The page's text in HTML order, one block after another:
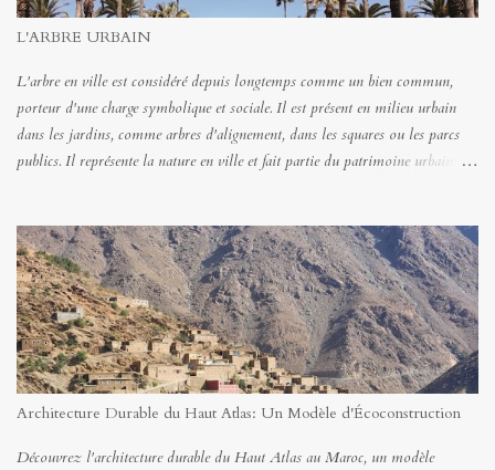
L'ARBRE URBAIN
L'arbre en ville est considéré depuis longtemps comme un bien commun,
porteur d'une charge symbolique et sociale. Il est présent en milieu urbain
dans les jardins, comme arbres d'alignement, dans les squares ou les parcs
publics. Il représente la nature en ville et fait partie du patrimoine urbain.
Architecture Durable du Haut Atlas: Un Modèle d'Écoconstruction
Découvrez l'architecture durable du Haut Atlas au Maroc, un modèle